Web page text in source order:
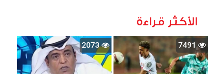
الأكثر قراءة
7491
2073